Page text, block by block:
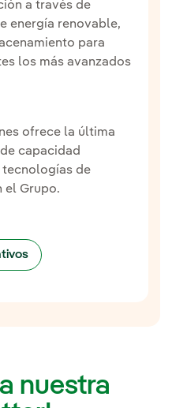
a través de
energía renovable,
para
los más avanzados
ofrece la última
capacidad
tecnologías de
el Grupo.
nuestra